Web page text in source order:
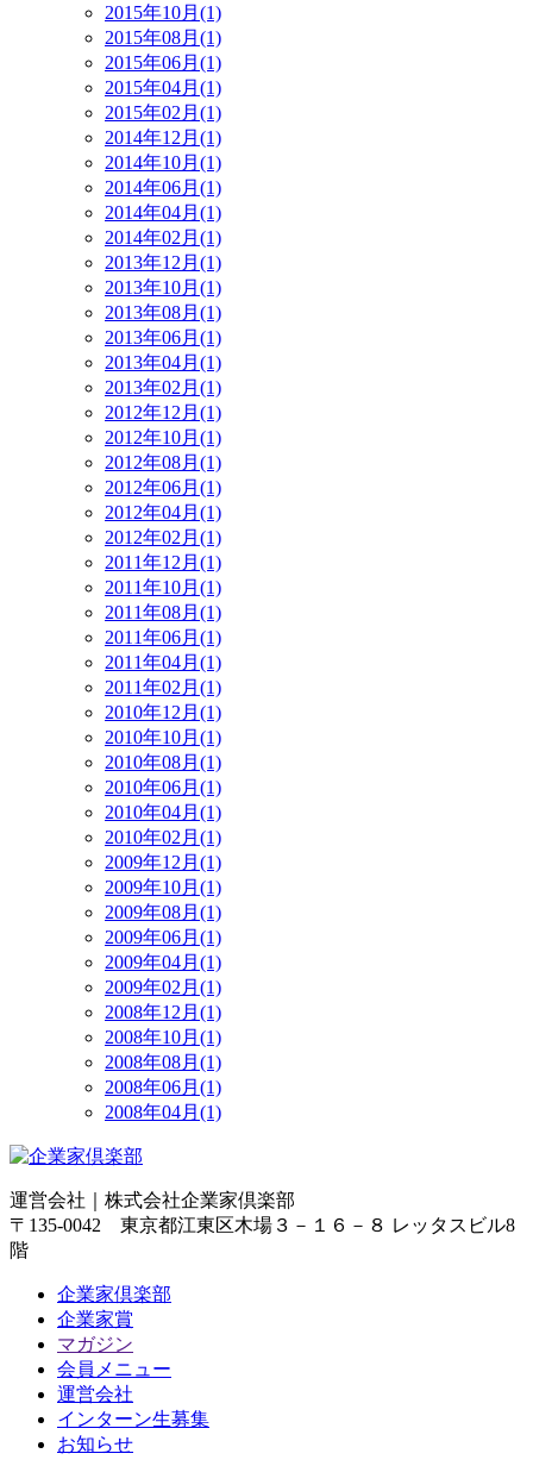
2015年10月(1)
2015年08月(1)
2015年06月(1)
2015年04月(1)
2015年02月(1)
2014年12月(1)
2014年10月(1)
2014年06月(1)
2014年04月(1)
2014年02月(1)
2013年12月(1)
2013年10月(1)
2013年08月(1)
2013年06月(1)
2013年04月(1)
2013年02月(1)
2012年12月(1)
2012年10月(1)
2012年08月(1)
2012年06月(1)
2012年04月(1)
2012年02月(1)
2011年12月(1)
2011年10月(1)
2011年08月(1)
2011年06月(1)
2011年04月(1)
2011年02月(1)
2010年12月(1)
2010年10月(1)
2010年08月(1)
2010年06月(1)
2010年04月(1)
2010年02月(1)
2009年12月(1)
2009年10月(1)
2009年08月(1)
2009年06月(1)
2009年04月(1)
2009年02月(1)
2008年12月(1)
2008年10月(1)
2008年08月(1)
2008年06月(1)
2008年04月(1)
運営会社｜ 株式会社企業家倶楽部
〒135-0042 東京都江東区木場３－１６－８ レッタスビル8
階
企業家倶楽部
企業家賞
マガジン
会員メニュー
運営会社
インターン生募集
お知らせ